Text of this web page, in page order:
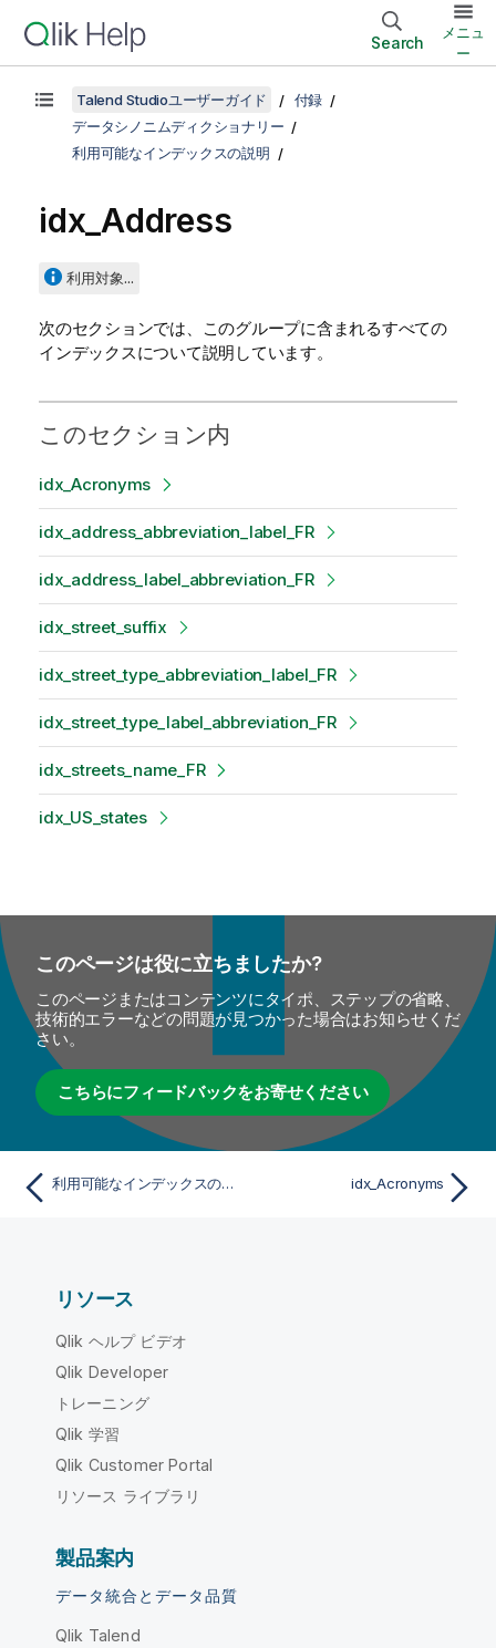
Search
メニュ
ー
Talend Studioユーザーガイド
付録
データシノニムディクショナリー
利用可能なインデックスの説明
idx_Address
利用対象...
次のセクションでは、このグループに含まれるすべての
インデックスについて説明しています。
このセクション内
idx_Acronyms
idx_address_abbreviation_label_FR
idx_address_label_abbreviation_FR
idx_street_suffix
idx_street_type_abbreviation_label_FR
idx_street_type_label_abbreviation_FR
idx_streets_name_FR
idx_US_states
このページは役に立ちましたか?
このページまたはコンテンツにタイポ、ステップの省略、
技術的エラーなどの問題が見つかった場合はお知らせくだ
さい。
こちらにフィードバックをお寄せください
利用可能なインデックスの説明 idx_Acronyms
リソース
Qlik ヘルプ ビデオ
Qlik Developer
トレーニング
Qlik 学習
Qlik Customer Portal
リソース ライブラリ
製品案内
データ統合とデータ品質
Qlik Talend